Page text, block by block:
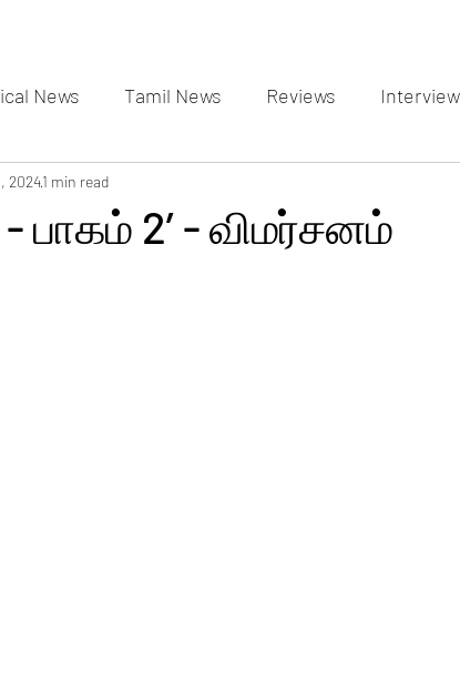
News Tamil News Reviews
Events Gallery
பாகம் 2’ - விமர்சனம்
20241 min read